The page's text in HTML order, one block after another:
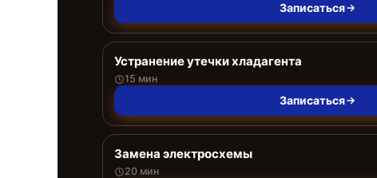
Записаться
Устранение утечки хладагента
15 мин
Записаться
Замена электросхемы
20 мин